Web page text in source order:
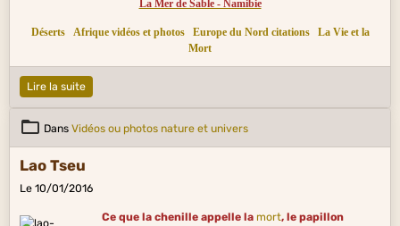
La Mer de Sable - Namibie
Déserts Afrique vidéos et photos Europe du Nord citations
La Vie et la
Mort
Lire la suite
Dans Vidéos ou photos nature et univers
Lao Tseu
Le 10/01/2016
Ce que la chenille appelle la mort, le papillon